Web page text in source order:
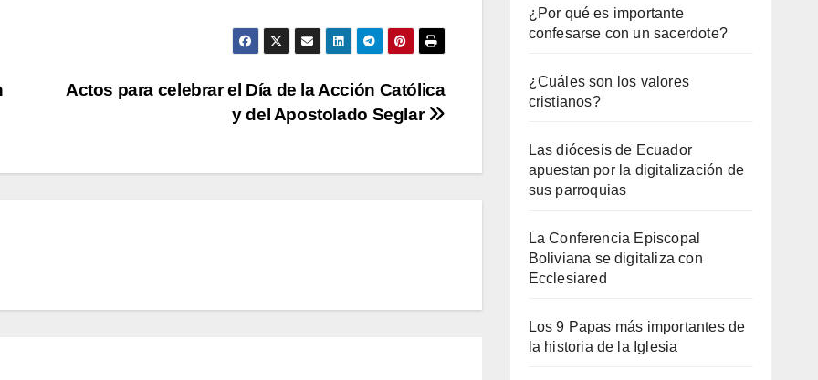
Actos para celebrar el Día de la Acción Católica
y del Apostolado Seglar
¿Por qué es importante
confesarse con un sacerdote?
¿Cuáles son los valores
cristianos?
Las diócesis de Ecuador
apuestan por la digitalización de
sus parroquias
La Conferencia Episcopal
Boliviana se digitaliza con
Ecclesiared
Los 9 Papas más importantes de
la historia de la Iglesia